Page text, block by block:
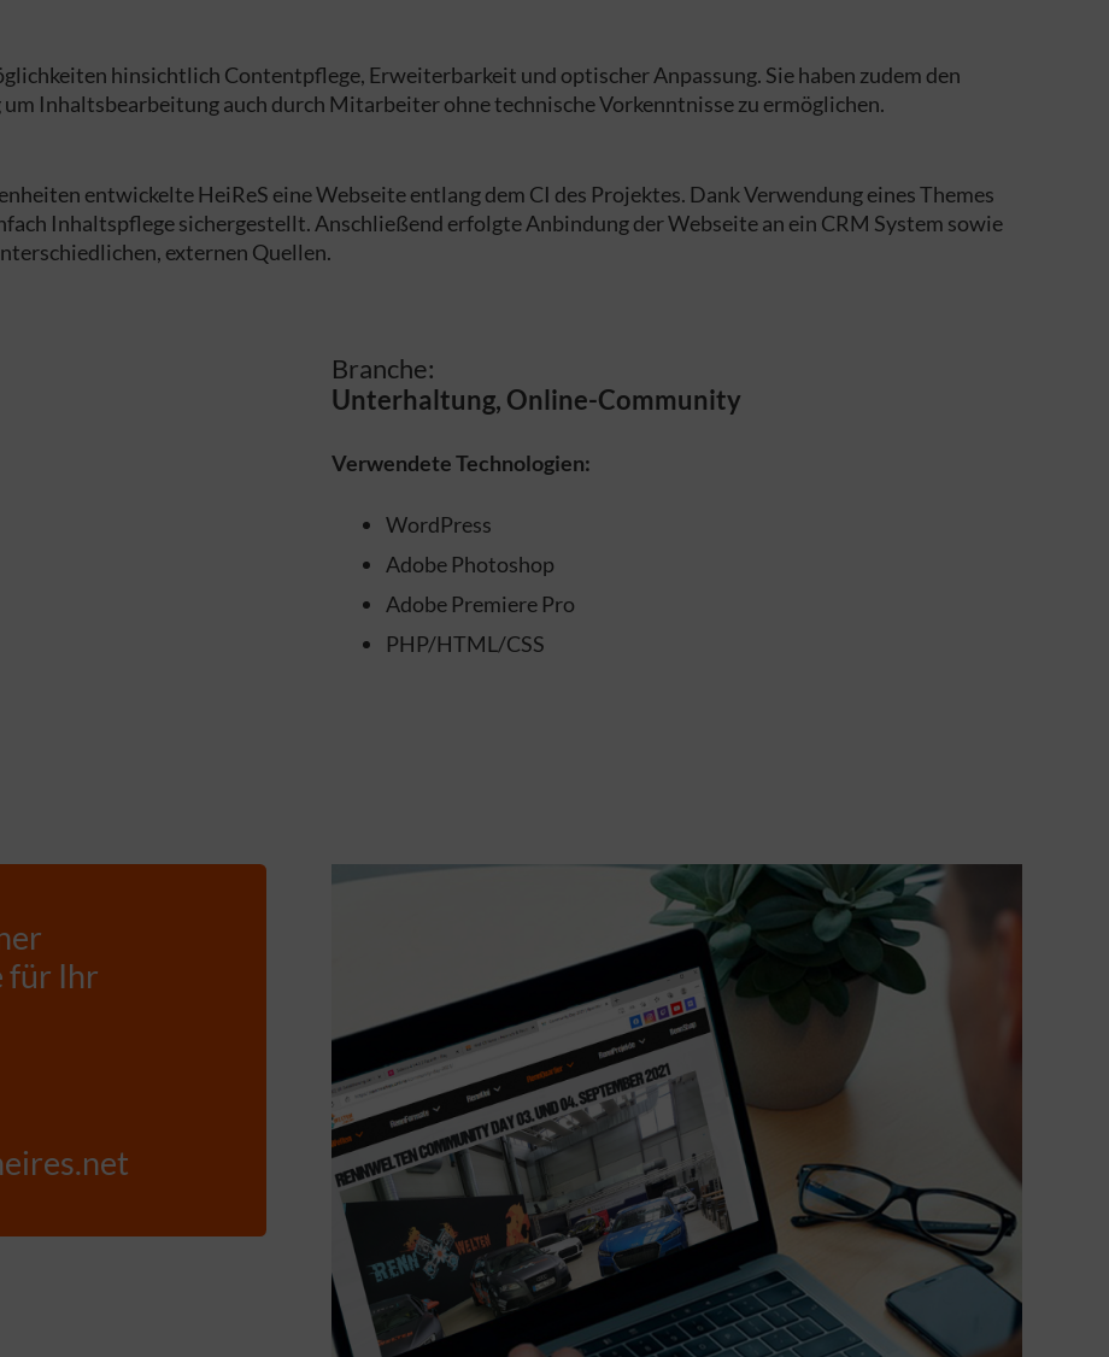
hinsichtlich Contentpflege, Erweiterbarkeit und optischer Anpassung. Sie haben zudem den
Inhaltsbearbeitung auch durch Mitarbeiter ohne technische Vorkenntnisse zu ermöglichen.
entwickelte HeiReS eine Webseite entlang dem CI des Projektes. Dank Verwendung eines Themes
Inhaltspflege sichergestellt. Anschließend erfolgte Anbindung der Webseite an ein CRM System sowie
externen Quellen.
Branche:
Unterhaltung, Online-Community
Verwendete Technologien:
WordPress
Adobe Photoshop
Adobe Premiere Pro
PHP/HTML/CSS
für Ihr